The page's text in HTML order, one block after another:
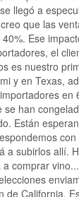
llegó a
que las
Ese
el
es nuestro
y en Texas,
en
se han
Están
con
a subirlos allí.
comprar
de California.